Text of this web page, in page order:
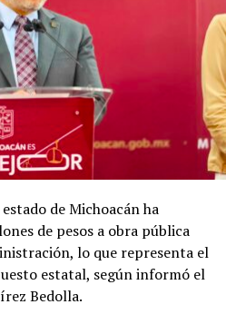
de Michoacán ha
de pesos a obra pública
lo que representa el
estatal, según informó el
Bedolla.